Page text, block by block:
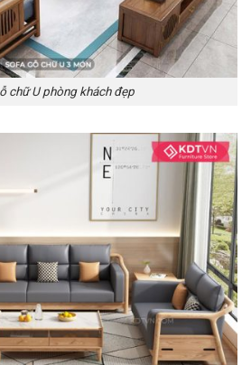
chữ U phòng khách đẹp